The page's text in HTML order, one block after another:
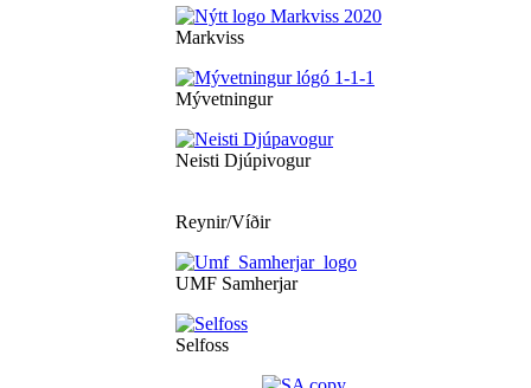
Markviss
Mývetningur
Neisti Djúpivogur
Reynir/Víðir
UMF Samherjar
Selfoss